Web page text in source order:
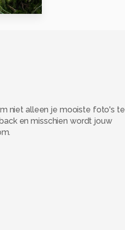
niet alleen je mooiste foto's te
en misschien wordt jouw